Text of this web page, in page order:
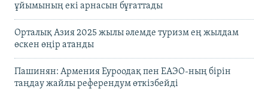
ұйымының екі арнасын бұғаттады
Орталық Азия 2025 жылы әлемде туризм ең жылдам
өскен өңір атанды
Пашинян: Армения Еуроодақ пен ЕАЭО-ның бірін
таңдау жайлы референдум өткізбейді